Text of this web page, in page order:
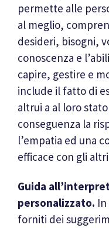
permette alle
al meglio,
desideri, bisogni,
conoscenza e
capire, gestire e
include il fatto di
altrui a al loro
conseguenza la
l’empatia ed una
efficace con gli
Guida
personalizzato.
forniti dei